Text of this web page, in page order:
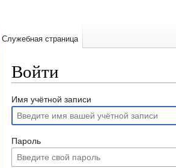
Войти
Перейти
навигации
Перейти
поиску
Имя учётной записи
Пароль
Служебная страница